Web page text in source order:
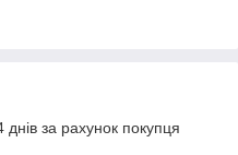
за рахунок покупця